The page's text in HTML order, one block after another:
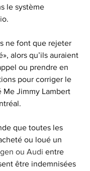
le système
ne font que rejeter
alors qu’ils auraient
ou prendre en
pour corriger le
Me Jimmy Lambert
que toutes les
ou loué un
ou Audi entre
être indemnisées